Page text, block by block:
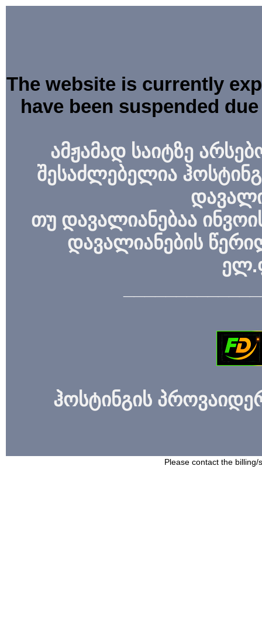
The website is currently
have been suspended
ამჟამად საიტზე
შესაძლებელია
თუ დავალიანებაა
დავალიანების
ჰოსტინგის
Please contact the